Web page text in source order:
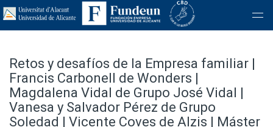
Retos y desafíos de la Empresa familiar |
Francis Carbonell de Wonders |
Magdalena Vidal de Grupo José Vidal |
Vanesa y Salvador Pérez de Grupo
Soledad | Vicente Coves de Alzis | Máster